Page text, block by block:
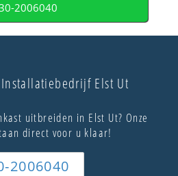
2006040
Elst Ut
uitbreiden in Elst Ut? Onze
direct voor u klaar!
2006040